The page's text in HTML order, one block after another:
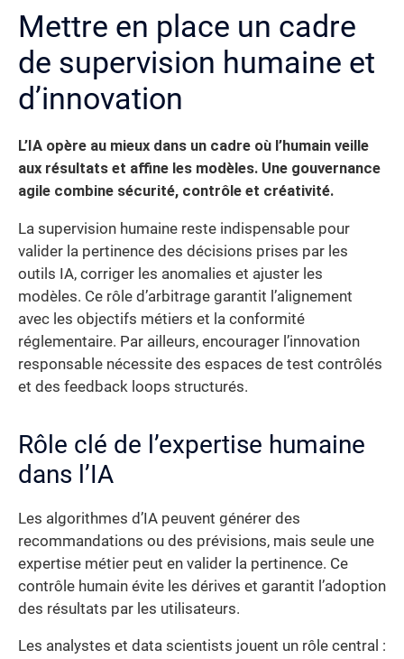
Mettre en place un cadre
de supervision humaine et
d’innovation
L’IA opère au mieux dans un cadre où l’humain veille
aux résultats et affine les modèles. Une gouvernance
agile combine sécurité, contrôle et créativité.
La supervision humaine reste indispensable pour
valider la pertinence des décisions prises par les
outils IA, corriger les anomalies et ajuster les
modèles. Ce rôle d’arbitrage garantit l’alignement
avec les objectifs métiers et la conformité
réglementaire. Par ailleurs, encourager l’innovation
responsable nécessite des espaces de test contrôlés
et des feedback loops structurés.
Rôle clé de l’expertise humaine
dans l’IA
Les algorithmes d’IA peuvent générer des
recommandations ou des prévisions, mais seule une
expertise métier peut en valider la pertinence. Ce
contrôle humain évite les dérives et garantit l’adoption
des résultats par les utilisateurs.
Les analystes et data scientists jouent un rôle central :